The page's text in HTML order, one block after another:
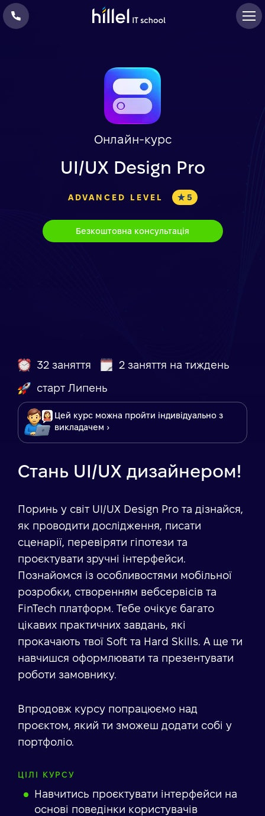
Онлайн-курс
UI/UX Design Pro
ADVANCED LEVEL 5
Безкоштовна консультація
32 заняття 2 заняття на тиждень
старт Липень
Цей курс можна пройти індивідуально з
викладачем ›
Стань UI/UX дизайнером!
Поринь у світ UI/UX Design Pro та дізнайся,
як проводити дослідження, писати
сценарії, перевіряти гіпотези та
проєктувати зручні інтерфейси.
Познайомся із особливостями мобільної
розробки, створенням вебсервісів та
FinTech платформ. Тебе очікує багато
цікавих практичних завдань, які
прокачають твої Soft та Hard Skills. А ще ти
навчишся оформлювати та презентувати
роботи замовнику.
Впродовж курсу попрацюємо над
проєктом, який ти зможеш додати собі у
портфоліо.
ЦІЛІ КУРСУ
Навчитись проєктувати інтерфейси на
основі поведінки користувачів